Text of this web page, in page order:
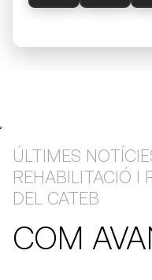
ÚLTIMES
REHABILITACIÓ I
DEL CATEB
COM